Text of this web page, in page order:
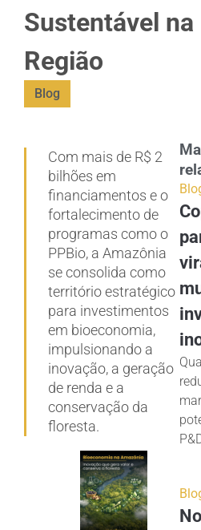
Sustentável na
Região
Blog
Com mais de R$ 2
bilhões em
financiamentos e o
fortalecimento de
programas como o
PPBio, a Amazônia
se consolida como
território estratégico
para investimentos
em bioeconomia,
impulsionando a
inovação, a geração
de renda e a
conservação da
floresta.